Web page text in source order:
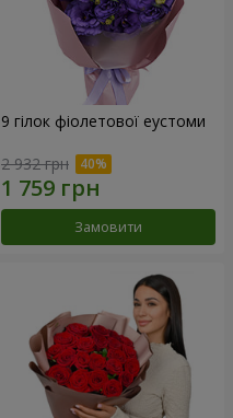
9 гілок фіолетової еустоми
2 932 грн
Замовити